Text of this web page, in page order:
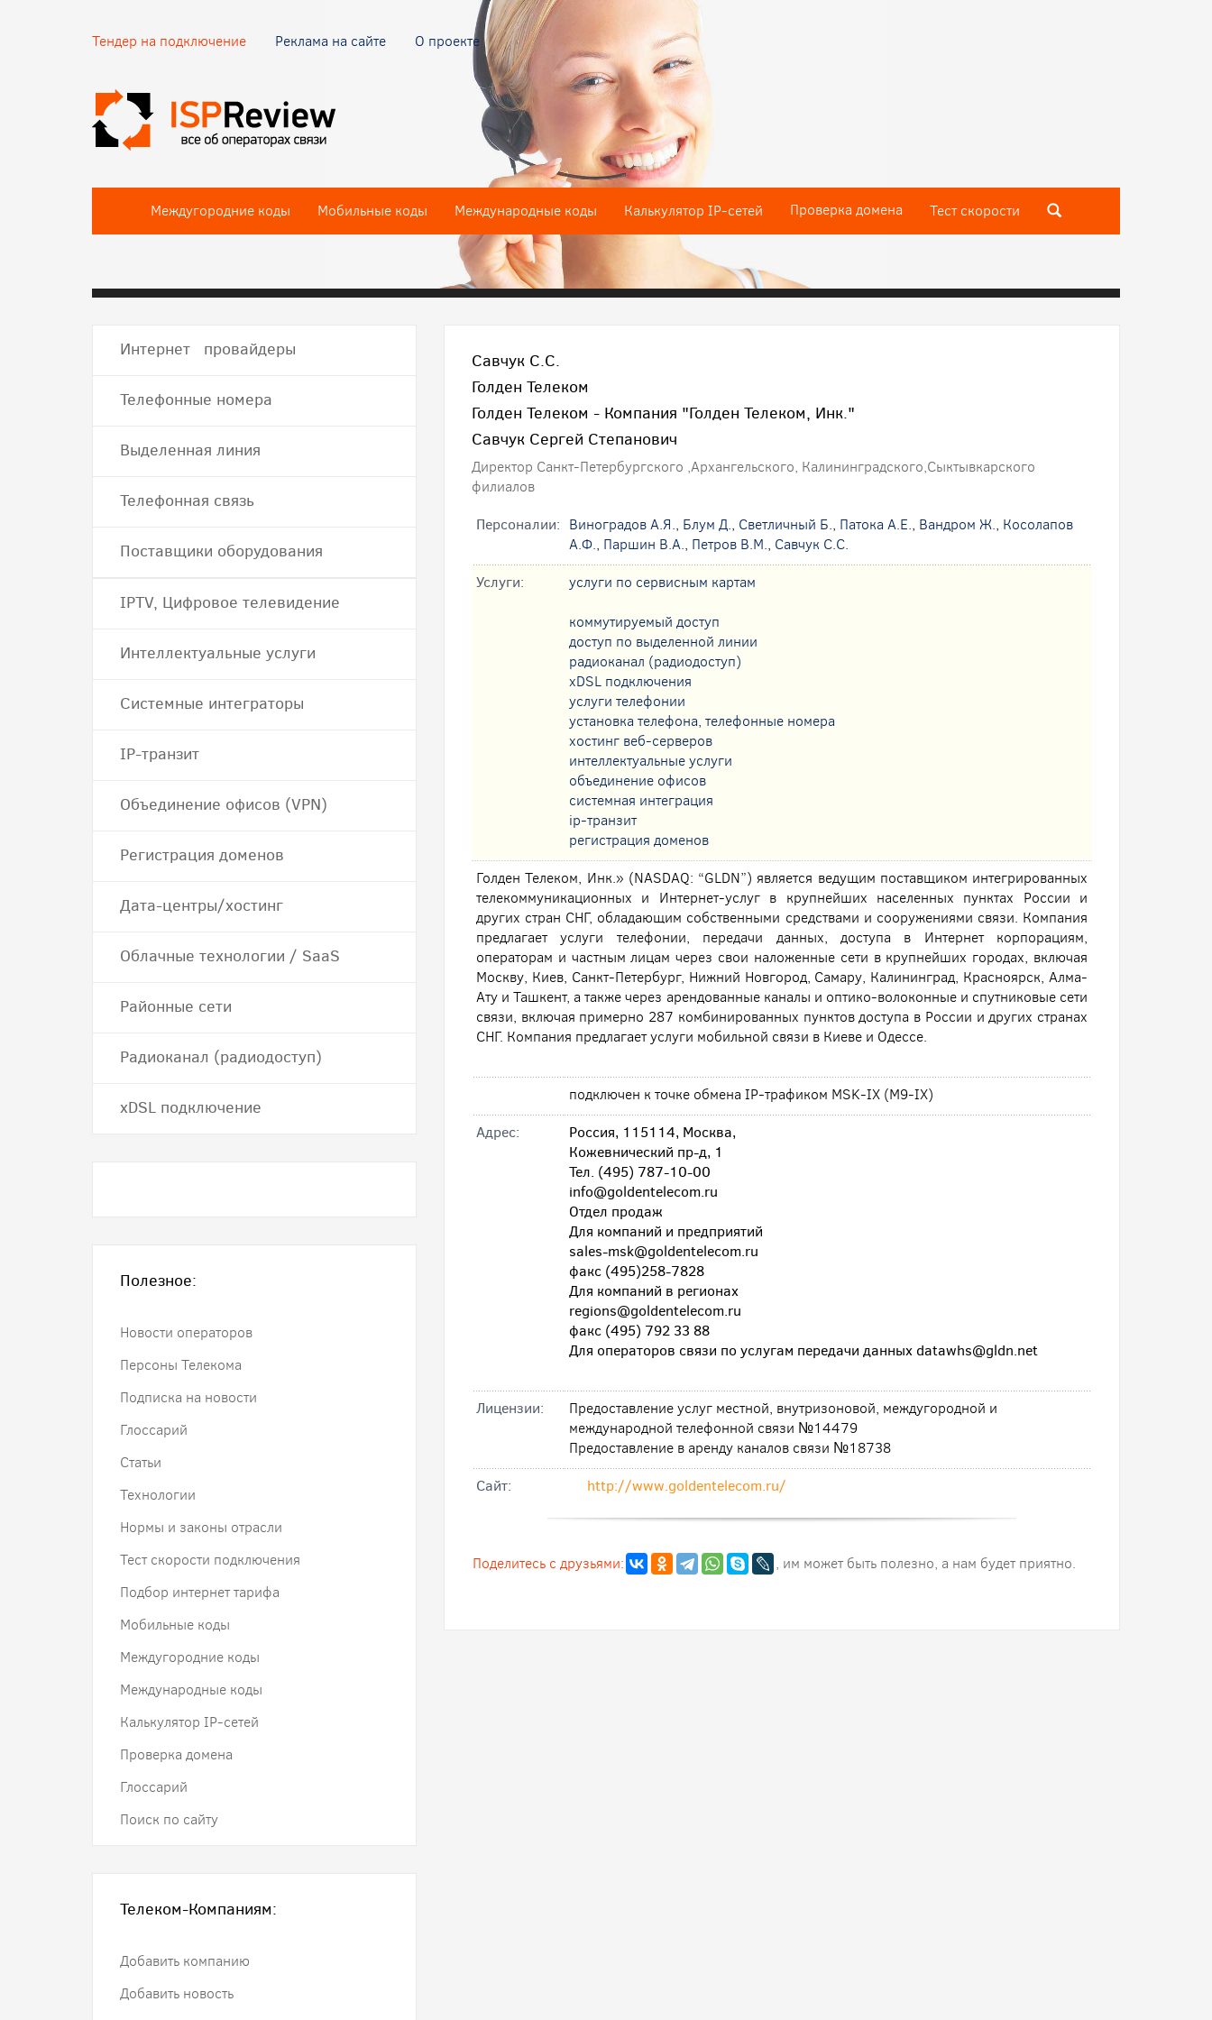
Тендер на подключение Реклама на сайте О проекте
Междугородние коды Мобильные коды Международные коды Калькулятор IP-сетей Проверка домена Тест скороcти
Савчук С.С.
Голден Телеком
Голден Телеком - Компания "Голден Телеком, Инк."
Савчук Сергей Степанович
Директор Санкт-Петербургского ,Архангельского, Калининградского,Сыктывкарского
филиалов
Персоналии: Виноградов А.Я., Блум Д., Светличный Б., Патока А.Е., Вандром Ж., Косолапов
А.Ф., Паршин В.А., Петров В.М., Савчук С.С.
Услуги:
услуги по сервисным картам
коммутируемый доступ
доступ по выделенной линии
радиоканал (радиодоступ)
xDSL подключения
услуги телефонии
установка телефона, телефонные номера
хостинг веб-серверов
интеллектуальные услуги
oбъединение офисов
системная интеграция
ip-транзит
регистрация доменов
Голден Телеком, Инк.» (NASDAQ: “GLDN”) является ведущим поставщиком интегрированных
телекоммуникационных и Интернет-услуг в крупнейших населенных пунктах России и
других стран СНГ, обладающим собственными средствами и сооружениями связи. Компания
предлагает услуги телефонии, передачи данных, доступа в Интернет корпорациям,
операторам и частным лицам через свои наложенные сети в крупнейших городах, включая
Москву, Киев, Санкт-Петербург, Нижний Новгород, Самару, Калининград, Красноярск, Алма-
Ату и Ташкент, а также через арендованные каналы и оптико-волоконные и спутниковые сети
связи, включая примерно 287 комбинированных пунктов доступа в России и других странах
СНГ. Компания предлагает услуги мобильной связи в Киеве и Одессе.
подключен к точке обмена IP-трафиком MSK-IX (M9-IX)
Адрес:
Россия, 115114, Москва,
Кожевнический пр-д, 1
Тел. (495) 787-10-00
info@goldentelecom.ru
Отдел продаж
Для компаний и предприятий
sales-msk@goldentelecom.ru
факс (495)258-7828
Для компаний в регионах
regions@goldentelecom.ru
факс (495) 792 33 88
Для операторов связи по услугам передачи данных datawhs@gldn.net
Лицензии:
Предоставление услуг местной, внутризоновой, междугородной и
международной телефонной связи №14479
Предоставление в аренду каналов связи №18738
Cайт:
http://www.goldentelecom.ru/
Поделитесь с друзьями: , им может быть полезно, а нам будет приятно.
Интернет провайдеры
Телефонные номера
Выделенная линия
Телефонная связь
Поставщики оборудования
IPTV, Цифровое телевидение
Интеллектуальные услуги
Системные интеграторы
IP-транзит
Объединение офисов (VPN)
Регистрация доменов
Дата-центры/хостинг
Облачные технологии / SaaS
Районные сети
Радиоканал (радиодоступ)
хDSL подключение
Полезное:
Новости операторов
Персоны Телекома
Подписка на новости
Глоссарий
Статьи
Технологии
Нормы и законы отрасли
Тест скорости подключения
Подбор интернет тарифа
Мобильные коды
Междугородние коды
Международные коды
Калькулятор IP-сетей
Проверка домена
Глоссарий
Поиск по сайту
Телеком-Компаниям:
Добавить компанию
Добавить новость